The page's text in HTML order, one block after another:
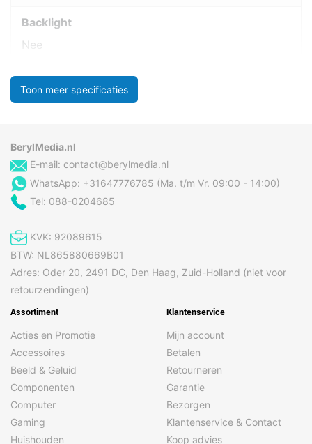
Backlight
Nee
Toon meer specificaties
BerylMedia.nl
E-mail: contact@berylmedia.nl
WhatsApp: +31647776785 (Ma. t/m Vr. 09:00 - 14:00)
Tel: 088-0204685
KVK: 92089615
BTW: NL865880669B01
Adres: Oder 20, 2491 DC, Den Haag, Zuid-Holland (niet voor
retourzendingen)
Assortiment
Acties en Promotie
Accessoires
Beeld & Geluid
Componenten
Computer
Gaming
Huishouden
Klantenservice
Mijn account
Betalen
Retourneren
Garantie
Bezorgen
Klantenservice & Contact
Koop advies